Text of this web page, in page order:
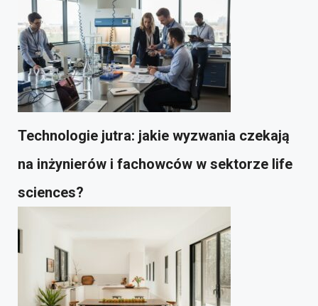
Technologie jutra: jakie wyzwania czekają
na inżynierów i fachowców w sektorze life
sciences?